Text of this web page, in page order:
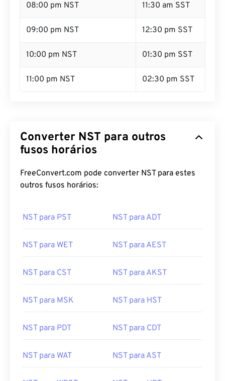
08:00 pm NST 11:30 am SST
09:00 pm NST 12:30 pm SST
10:00 pm NST 01:30 pm SST
11:00 pm NST 02:30 pm SST
Converter NST para outros
fusos horários
FreeConvert.com pode converter NST para estes
outros fusos horários:
NST para PST NST para ADT
NST para WET NST para AEST
NST para CST NST para AKST
NST para MSK NST para HST
NST para PDT NST para CDT
NST para WAT NST para AST